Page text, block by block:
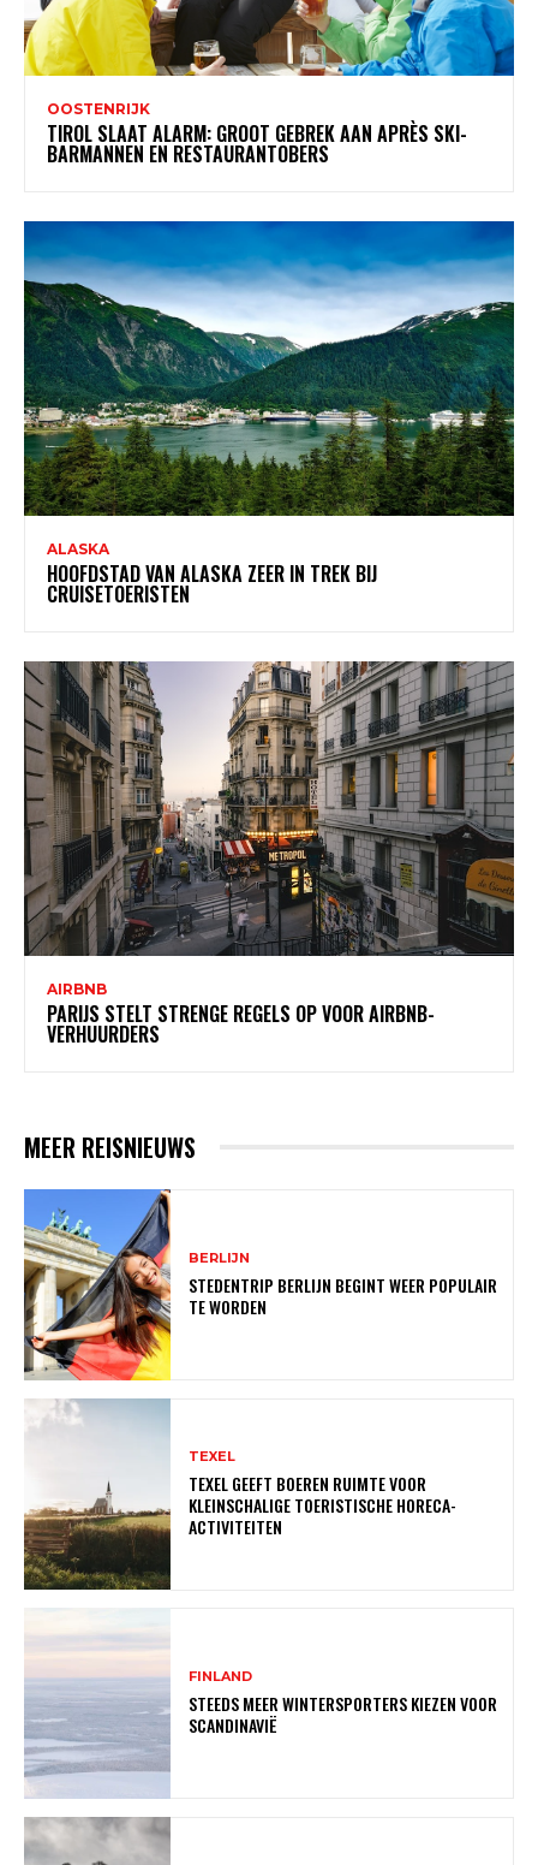
OOSTENRIJK
TIROL SLAAT ALARM: GROOT GEBREK AAN APRÈS SKI-
BARMANNEN EN RESTAURANTOBERS
ALASKA
HOOFDSTAD VAN ALASKA ZEER IN TREK BIJ
CRUISETOERISTEN
AIRBNB
PARIJS STELT STRENGE REGELS OP VOOR AIRBNB-
VERHUURDERS
MEER REISNIEUWS
BERLIJN
STEDENTRIP BERLIJN BEGINT WEER POPULAIR
TE WORDEN
TEXEL
TEXEL GEEFT BOEREN RUIMTE VOOR
KLEINSCHALIGE TOERISTISCHE HORECA-
ACTIVITEITEN
FINLAND
STEEDS MEER WINTERSPORTERS KIEZEN VOOR
SCANDINAVIË